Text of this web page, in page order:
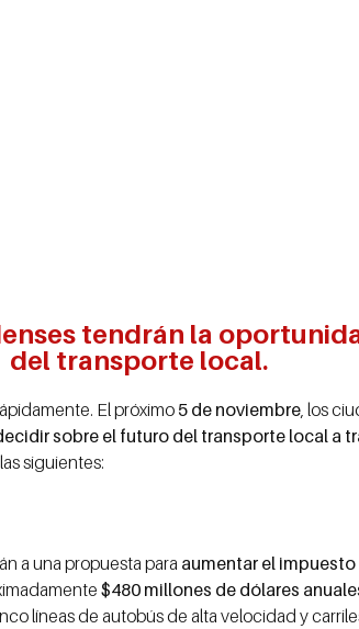
tendrán la
del transporte local.
El próximo5 de noviembre, los
sobre el futuro del transporte local a
siguientes:
a una propuesta para aumentar el impuesto
$480 millones de dólares
líneas de autobús de alta velocidad y